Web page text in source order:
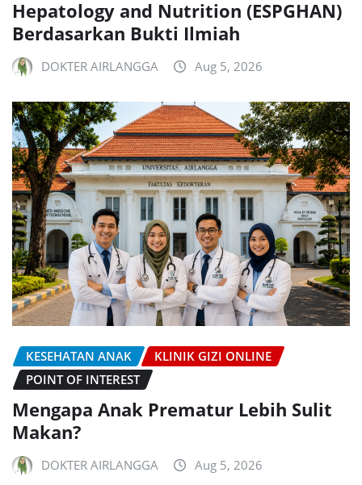
Hepatology and Nutrition (ESPGHAN)
Berdasarkan Bukti Ilmiah
DOKTER AIRLANGGA Aug 5, 2026
KESEHATAN ANAK
KLINIK GIZI ONLINE
POINT OF INTEREST
Mengapa Anak Prematur Lebih Sulit
Makan?
DOKTER AIRLANGGA Aug 5, 2026